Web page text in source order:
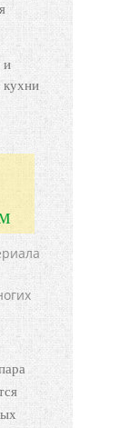
и
кухни